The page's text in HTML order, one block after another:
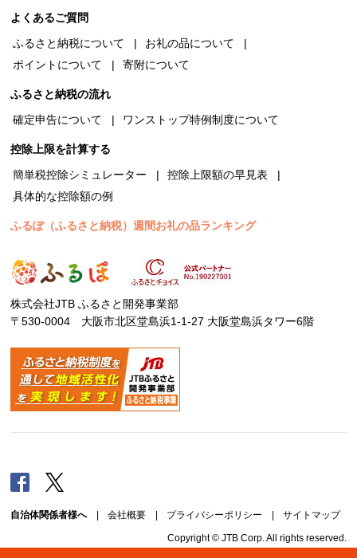
よくあるご質問
ふるさと納税について
お礼の品について
ポイントについて
寄附について
ふるさと納税の流れ
確定申告について
ワンストップ特例制度について
控除上限を計算する
簡単税控除シミュレーター
控除上限額の早見表
具体的な控除額の例
ふるぽ（ふるさと納税）週間お礼の品ランキング
株式会社JTB ふるさと開発事業部
〒530-0004 大阪市北区堂島浜1-1-27 大阪堂島浜タワー6階
Facebook
自治体関係者様へ| 会社概要 | プライバシーポリシー | サイトマップ
Copyright © JTB Corp. All rights reserved.